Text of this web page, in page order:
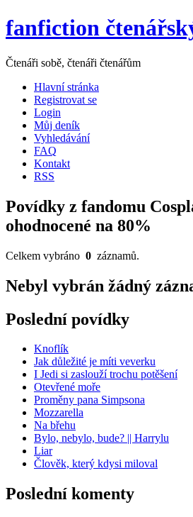
fanfiction
Čtenáři sobě, čtenáři čtenářům
Hlavní stránka
Registrovat se
Login
Můj deník
Vyhledávání
FAQ
Kontakt
RSS
Povídky z fandomu
ohodnocené na 80%
Celkem vybráno 0 záznamů.
Nebyl vybrán žádný
Poslední povídky
Knoflík
Jak důležité je míti veverku
I Jedi si zaslouží trochu potěšení
Otevřené moře
Proměny pana Simpsona
Mozzarella
Na břehu
Bylo, nebylo, bude? || Harrylu
Liar
Člověk, který kdysi miloval
Poslední komenty